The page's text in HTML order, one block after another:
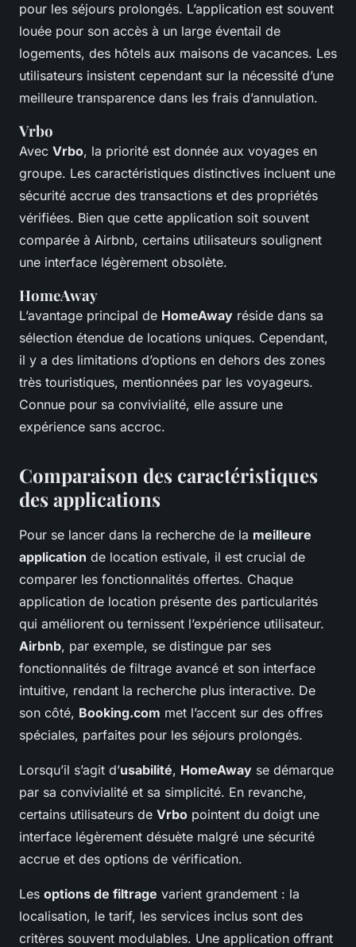
pour les séjours prolongés. L’application est souvent
louée pour son accès à un large éventail de
logements, des hôtels aux maisons de vacances. Les
utilisateurs insistent cependant sur la nécessité d’une
meilleure transparence dans les frais d’annulation.
Vrbo
Avec Vrbo, la priorité est donnée aux voyages en
groupe. Les caractéristiques distinctives incluent une
sécurité accrue des transactions et des propriétés
vérifiées. Bien que cette application soit souvent
comparée à Airbnb, certains utilisateurs soulignent
une interface légèrement obsolète.
HomeAway
L’avantage principal de HomeAway réside dans sa
sélection étendue de locations uniques. Cependant,
il y a des limitations d’options en dehors des zones
très touristiques, mentionnées par les voyageurs.
Connue pour sa convivialité, elle assure une
expérience sans accroc.
Comparaison des caractéristiques
des applications
Pour se lancer dans la recherche de la meilleure
application de location estivale, il est crucial de
comparer les fonctionnalités offertes. Chaque
application de location présente des particularités
qui améliorent ou ternissent l’expérience utilisateur.
Airbnb, par exemple, se distingue par ses
fonctionnalités de filtrage avancé et son interface
intuitive, rendant la recherche plus interactive. De
son côté, Booking.com met l’accent sur des offres
spéciales, parfaites pour les séjours prolongés.
Lorsqu’il s’agit d’usabilité, HomeAway se démarque
par sa convivialité et sa simplicité. En revanche,
certains utilisateurs de Vrbo pointent du doigt une
interface légèrement désuète malgré une sécurité
accrue et des options de vérification.
Les options de filtrage varient grandement : la
localisation, le tarif, les services inclus sont des
critères souvent modulables. Une application offrant